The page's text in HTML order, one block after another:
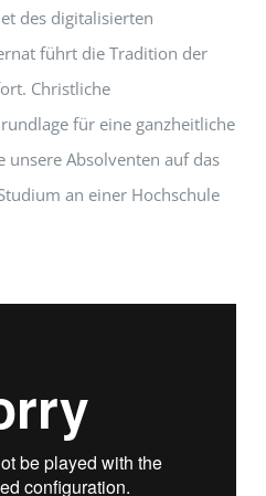
des digitalisierten
führt die Tradition der
Christliche
für eine ganzheitliche
unsere Absolventen auf das
an einer Hochschule